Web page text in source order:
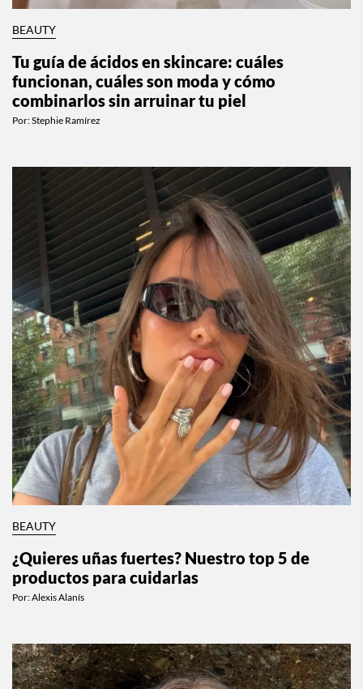
BEAUTY
Tu guía de ácidos en skincare: cuáles
funcionan, cuáles son moda y cómo
combinarlos sin arruinar tu piel
Por:Stephie Ramírez
BEAUTY
¿Quieres uñas fuertes? Nuestro top 5 de
productos para cuidarlas
Por:Alexis Alanís